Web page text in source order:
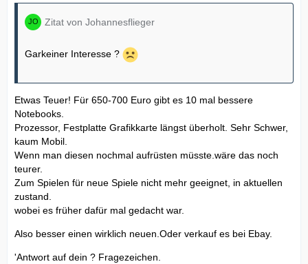
Zitat von Johannesflieger
Garkeiner Interesse ?
Etwas Teuer! Für 650-700 Euro gibt es 10 mal bessere
Notebooks.
Prozessor, Festplatte Grafikkarte längst überholt. Sehr Schwer,
kaum Mobil.
Wenn man diesen nochmal aufrüsten müsste.wäre das noch
teurer.
Zum Spielen für neue Spiele nicht mehr geeignet, in aktuellen
zustand.
wobei es früher dafür mal gedacht war.
Also besser einen wirklich neuen.Oder verkauf es bei Ebay.
'Antwort auf dein ? Fragezeichen.